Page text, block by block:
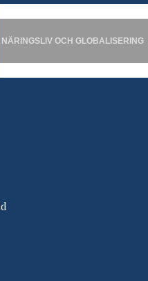
NÄRINGSLIV OCH GLOBALISERING